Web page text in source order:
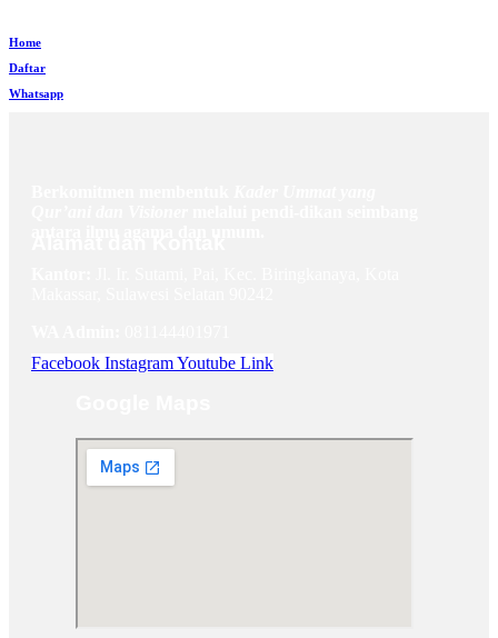
Home
Daftar
Whatsapp
Facebook InstagramYoutube Link